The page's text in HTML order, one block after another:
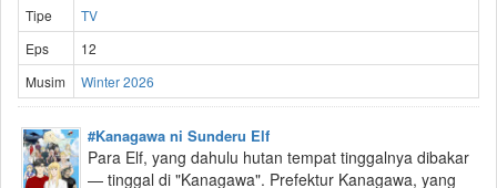
Tipe
TV
Eps
12
Musim
Winter 2026
#Kanagawa ni Sunderu Elf
Para Elf, yang dahulu hutan tempat tinggalnya dibakar
— tinggal di "Kanagawa". Prefektur Kanagawa, yang